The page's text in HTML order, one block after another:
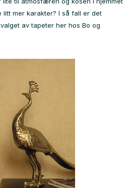
litt mer karakter? I så fall er det
av tapeter her hos Bo og